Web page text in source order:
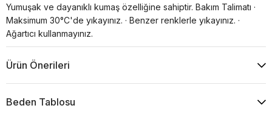
Yumuşak ve dayanıklı kumaş özelliğine sahiptir. Bakım Talimatı ·
Maksimum 30°C'de yıkayınız. · Benzer renklerle yıkayınız. ·
Ağartıcı kullanmayınız.
Ürün Önerileri
Beden Tablosu